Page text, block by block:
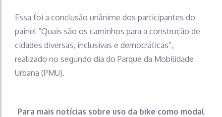
Essa foi a conclusão unânime dos participantes do
painel “Quais são os caminhos para a construção de
cidades diversas, inclusivas e democráticas”,
realizado no segundo dia do Parque da Mobilidade
Urbana (PMU).
Para mais notícias sobre uso da bike como modal